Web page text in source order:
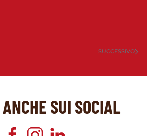
SUCCESSIVO
SUI SOCIAL